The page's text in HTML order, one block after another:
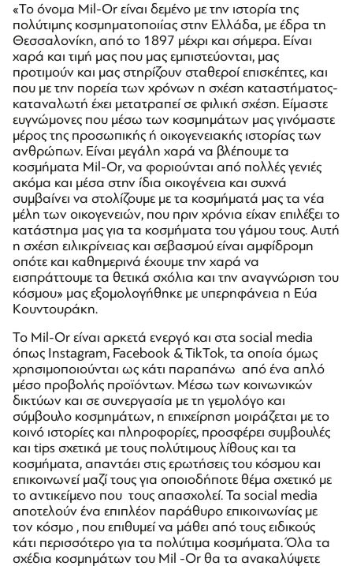
«Το όνομα Mil-Or είναι δεμένο με την ιστορία της
πολύτιμης κοσμηματοποιίας στην Ελλάδα, με έδρα τη
Θεσσαλονίκη, από το 1897 μέχρι και σήμερα. Είναι
χαρά και τιμή μας που μας εμπιστεύονται, μας
προτιμούν και μας στηρίζουν σταθεροί επισκέπτες, και
που με την πορεία των χρόνων η σχέση καταστήματος-
καταναλωτή έχει μετατραπεί σε φιλική σχέση. Είμαστε
ευγνώμονες που μέσω των κοσμημάτων μας γινόμαστε
μέρος της προσωπικής ή οικογενειακής ιστορίας των
ανθρώπων. Είναι μεγάλη χαρά να βλέπουμε τα
κοσμήματα Mil-Or, να φοριούνται από πολλές γενιές
ακόμα και μέσα στην ίδια οικογένεια και συχνά
συμβαίνει να στολίζουμε με τα κοσμήματά μας τα νέα
μέλη των οικογενειών, που πριν χρόνια είχαν επιλέξει το
κατάστημα μας για τα κοσμήματα του γάμου τους. Αυτή
η σχέση ειλικρίνειας και σεβασμού είναι αμφίδρομη
οπότε και καθημερινά έχουμε την χαρά να
εισπράττουμε τα θετικά σχόλια και την αναγνώριση του
κόσμου» μας εξομολογήθηκε με υπερηφάνεια η Εύα
Κουντουράκη.
Το Mil-Or είναι αρκετά ενεργό και στα social media
όπως Instagram, Facebook & TikTok, τα οποία όμως
χρησιμοποιούνται ως κάτι παραπάνω από ένα απλό
μέσο προβολής προϊόντων. Μέσω των κοινωνικών
δικτύων και σε συνεργασία με τη γεμολόγο και
σύμβουλο κοσμημάτων, η επιχείρηση μοιράζεται με το
κοινό ιστορίες και πληροφορίες, προσφέρει συμβουλές
και tips σχετικά με τους πολύτιμους λίθους και τα
κοσμήματα, απαντάει στις ερωτήσεις του κόσμου και
επικοινωνεί μαζί τους για οποιοδήποτε θέμα σχετικό με
το αντικείμενο που τους απασχολεί. Τα social media
αποτελούν ένα επιπλέον παράθυρο επικοινωνίας με
τον κόσμο , που επιθυμεί να μάθει από τους ειδικούς
κάτι περισσότερο για τα πολύτιμα κοσμήματα. Όλα τα
σχέδια κοσμημάτων του Μil -Or θα τα ανακαλύψετε